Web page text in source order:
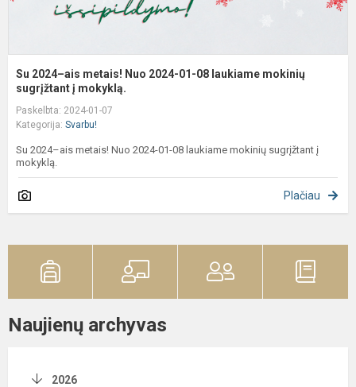
Su 2024–ais metais! Nuo 2024-01-08 laukiame mokinių
sugrįžtant į mokyklą.
Paskelbta: 2024-01-07
Kategorija: Svarbu!
Su 2024–ais metais! Nuo 2024-01-08 laukiame mokinių sugrįžtant į
mokyklą.
Plačiau
Naujienų archyvas
2026